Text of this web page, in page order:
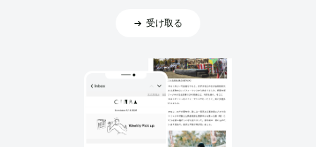
受け取る